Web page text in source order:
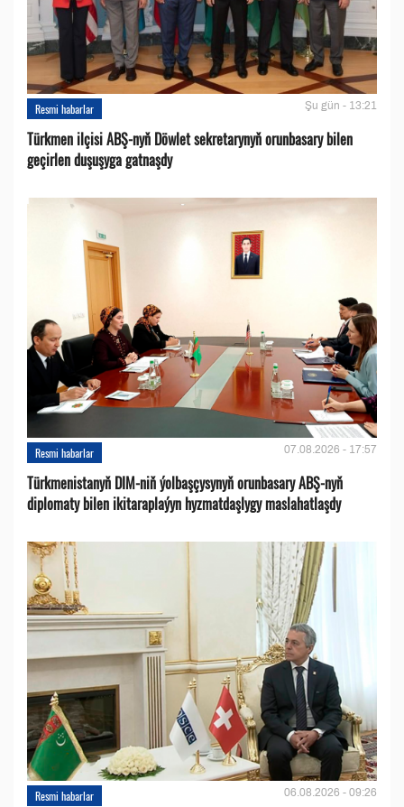
Resmi habarlar Şu gün - 13:21
Türkmen ilçisi ABŞ-nyň Döwlet sekretarynyň orunbasary bilen
geçirlen duşuşyga gatnaşdy
Resmi habarlar 07.08.2026 - 17:57
Türkmenistanyň DIM-niň ýolbaşçysynyň orunbasary ABŞ-nyň
diplomaty bilen ikitaraplaýyn hyzmatdaşlygy maslahatlaşdy
Resmi habarlar 06.08.2026 - 09:26